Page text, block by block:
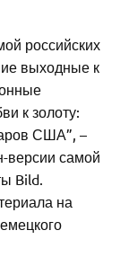
российских
выходные к
к золоту:
США”, –
версии самой
Bild.
на